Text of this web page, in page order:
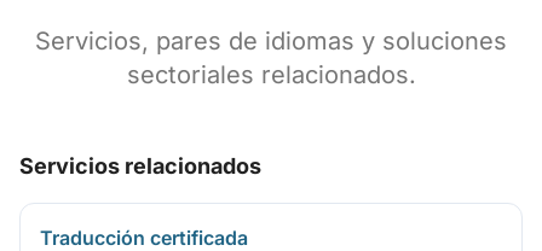
Servicios, pares de idiomas y soluciones
sectoriales relacionados.
Servicios relacionados
Traducción certificada